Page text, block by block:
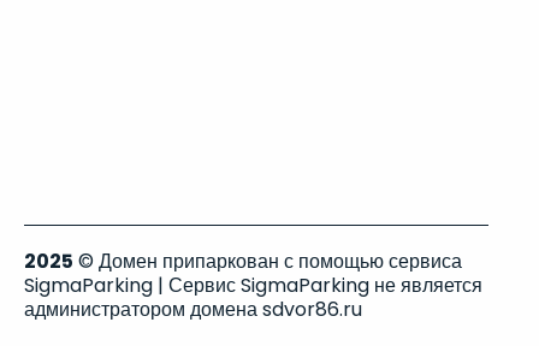
2025 © Домен припаркован с помощью сервиса
SigmaParking | Сервис SigmaParking не является
администратором домена sdvor86.ru